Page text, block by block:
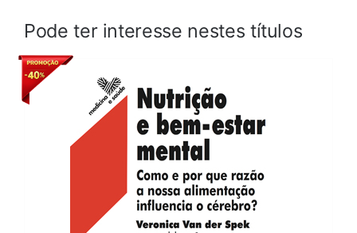
Pode ter interesse nestes títulos